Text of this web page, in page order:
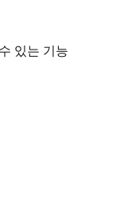
있는 기능